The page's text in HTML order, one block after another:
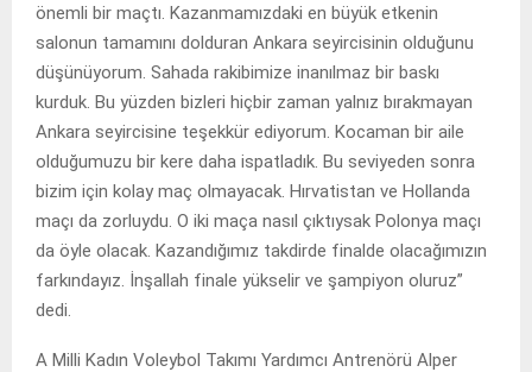
önemli bir maçtı. Kazanmamızdaki en büyük etkenin
salonun tamamını dolduran Ankara seyircisinin olduğunu
düşünüyorum. Sahada rakibimize inanılmaz bir baskı
kurduk. Bu yüzden bizleri hiçbir zaman yalnız bırakmayan
Ankara seyircisine teşekkür ediyorum. Kocaman bir aile
olduğumuzu bir kere daha ispatladık. Bu seviyeden sonra
bizim için kolay maç olmayacak. Hırvatistan ve Hollanda
maçı da zorluydu. O iki maça nasıl çıktıysak Polonya maçı
da öyle olacak. Kazandığımız takdirde finalde olacağımızın
farkındayız. İnşallah finale yükselir ve şampiyon oluruz”
dedi.
A Milli Kadın Voleybol Takımı Yardımcı Antrenörü Alper